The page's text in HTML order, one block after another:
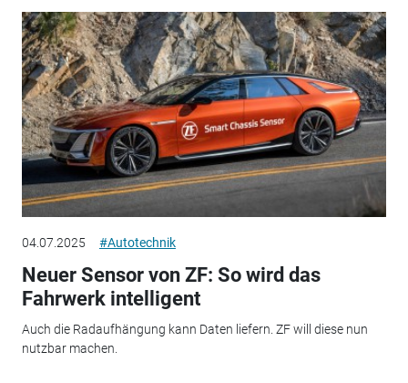
04.07.2025 #Autotechnik
Neuer Sensor von ZF: So wird das
Fahrwerk intelligent
Auch die Radaufhängung kann Daten liefern. ZF will diese nun
nutzbar machen.